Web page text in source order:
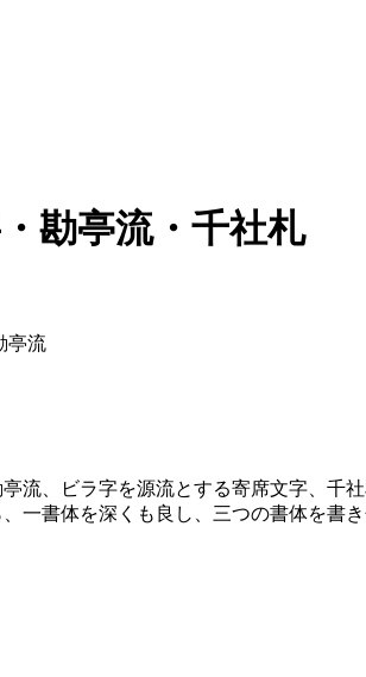
勘亭流・千社札
亭流
流、ビラ字を源流とする寄席文字、千
一書体を深くも良し、三つの書体を書